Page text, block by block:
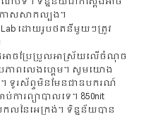
ាសសាកល្បង។
Lab ដោយរូបថតនីមួយៗត្រូវ
ដអាចប្រែប្រួលអាស្រ័យលើចំណុច
រូបភាពលេងហ្គេម។ សូមយោង
ទូរស័ព្ទមិនមែនជាឧបករណ៍
ប់ការព្យាបាលទេ។ 850nit
នៃអេក្រង់។ ទិន្នន័យបាន